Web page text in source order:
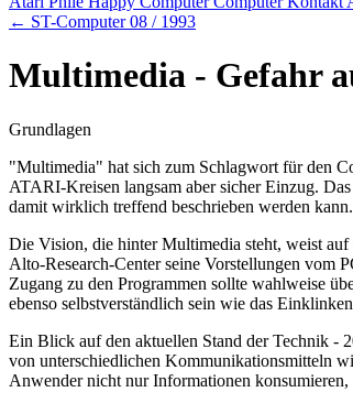
← ST-Computer 08 / 1993
Multimedia - Gefahr
Grundlagen
"Multimedia" hat sich zum Schlagwort für den
ATARI-Kreisen langsam aber sicher Einzug.
damit wirklich treffend beschrieben werden kann.
Die Vision, die hinter Multimedia steht, weist
Alto-Research-Center seine Vorstellungen vom
Zugang zu den Programmen sollte wahlweise
ebenso selbstverständlich sein wie das
Ein Blick auf den aktuellen Stand der Technik -
von unterschiedlichen Kommunikationsmitteln
Anwender nicht nur Informationen konsumieren,